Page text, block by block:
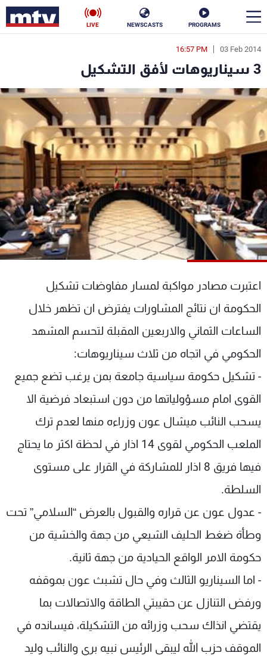
PROGRAMS
NEWSCASTS
LIVE
03 Feb 2014
16:57 PM
3 سيناريوهات لأفق التشكيل
اعتبرت مصادر مواكبة لمسار مفاوضات تشكيل
الحكومة ان نتائج المشاورات يفترض ان تظهر خلال
الساعات الثماني والاربعين المقبلة لتحسم المشهد
الحكومي في اتجاه من ثلاث سيناريوهات:
- تشكيل حكومة سياسية جامعة بمن يرغب تضع جميع
القوى امام مسؤولياتها من دون استبعاد فرضية الا
يسحب النائب ميشال عون وزراءه منها لعدم ترك
الملعب الحكومي لقوى 14 اذار في لحظة اكثر ما يحتاج
فيها فريق 8 اذار للمشاركة في القرار على مستوى
السلطة.
- عدول عون عن قراره والقبول بالعرض “السلامي” تحت
وطأة ضغط الحليف الشيعي من جهة والخشية من
حكومة الامر الواقع الحيادية من جهة ثانية.
- اما السيناريو الثالث وفي حال تشبث عون بموقفه
ورفض التنازل عن حقيبتي الطاقة والاتصالات بما
يقتضي انذاك سحب وزرائه من التشكيلة، فيسانده في
الموقف حزب الله ليبقى الرئيس نبيه بري والنائب وليد
en
الأخبار
سياسة ناس
إقتصاد فن
منوعات رياضة
كأس العالم
البرامج
جدول البرامج
شاهد البرامج
الترددات
عن MTV
الإنـتـاج
لاعلاناتكم
وظائف
تواصل معنا
شروط الإسـتخدام
سياسة الخصوصية